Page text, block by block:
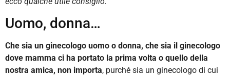
Uomo, donna…
Che sia un ginecologo uomo o donna, che sia il ginecologo
dove mamma ci ha portato la prima volta o quello della
nostra amica, non importa, purché sia un ginecologo di cui